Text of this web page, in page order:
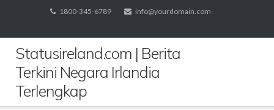
content
1800-345-6789 info@yourdomain.com
Statusireland.com | Berita
Terkini Negara Irlandia
Terlengkap